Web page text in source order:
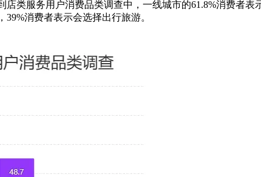
服务用户消费品类调查中，一线城市的61.8%消费者表
消费者表示会选择出行旅游。